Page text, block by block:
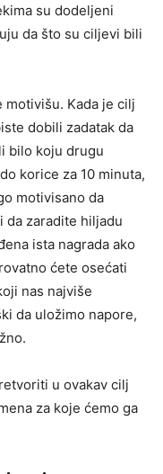
su dodeljeni
da što su ciljevi bili
motivišu. Kada je cilj
dobili zadatak da
bilo koju drugu
korice za 10 minuta,
motivisano da
da zaradite hiljadu
ista nagrada ako
ćete osećati
nas najviše
da uložimo napore,
u ovakav cilj
za koje ćemo ga